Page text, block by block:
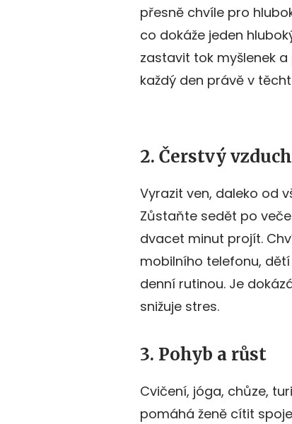
přesně chvíle pro
co dokáže jeden
zastavit tok myšlenek
každý den právě v
2. Čerstvý vzduch
Vyrazit ven, daleko od
Zůstaňte sedět po
dvacet minut projít.
mobilního telefonu,
denní rutinou. Je
snižuje stres.
3. Pohyb a růst
Cvičení, jóga, chůze,
pomáhá ženě cítit